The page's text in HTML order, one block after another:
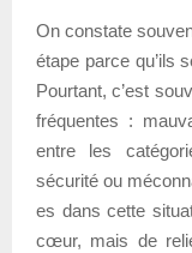
On constate
étape parce qu’ils
Pourtant, c’est
fréquentes :
entre les
sécurité ou
es dans cette
cœur, mais de